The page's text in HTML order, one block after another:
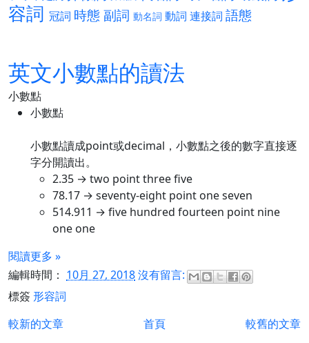
容詞 冠詞 時態 副詞 動名詞 動詞 連接詞 語態
英文小數點的讀法
小數點
小數點
小數點讀成point或decimal，小數點之後的數字直接逐
字分開讀出。
2.35 → two point three five
78.17 → seventy-eight point one seven
514.911 → five hundred fourteen point nine
one one
閱讀更多 »
編輯時間： 10月 27, 2018沒有留言:
標簽 形容詞
較新的文章
較舊的文章
首頁